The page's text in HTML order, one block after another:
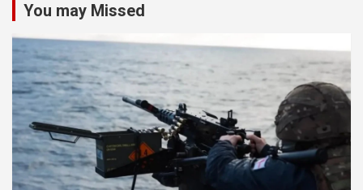
You may Missed